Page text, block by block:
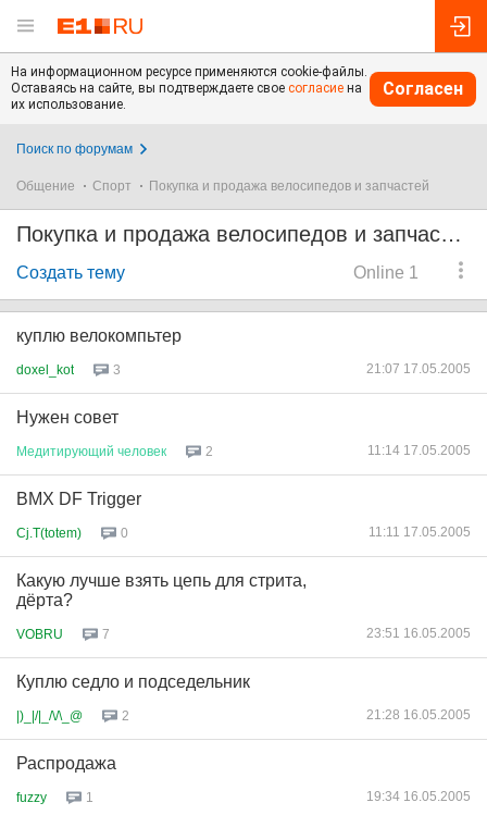
На информационном ресурсе применяются cookie-файлы.
Оставаясь на сайте, вы подтверждаете свое согласие на
их использование.
Согласен
Поиск по форумам
Общение Спорт Покупка и продажа велосипедов и запчастей
Покупка и продажа велосипедов и запчастей
Online 1
Создать тему
куплю велокомпьтер
doxel_kot 3 21:07 17.05.2005
Нужен совет
Медитирующий человек 2 11:14 17.05.2005
BMX DF Trigger
Cj.T(totem) 0 11:11 17.05.2005
Какую лучше взять цепь для стрита,
дёрта?
VOBRU 7 23:51 16.05.2005
Куплю седло и подседельник
|)_|/|_/\/\_@ 2 21:28 16.05.2005
Распродажа
fuzzy 1 19:34 16.05.2005